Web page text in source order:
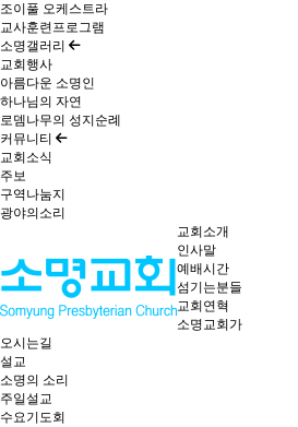
조이풀 오케스트라
교사훈련프로그램
소명갤러리
교회행사
아름다운 소명인
하나님의 자연
로뎀나무의 성지순례
커뮤니티
교회소식
주보
구역나눔지
광야의소리
교회소개
인사말
예배시간
섬기는분들
교회연혁
소명교회가
오시는길
설교
소명의 소리
주일설교
수요기도회